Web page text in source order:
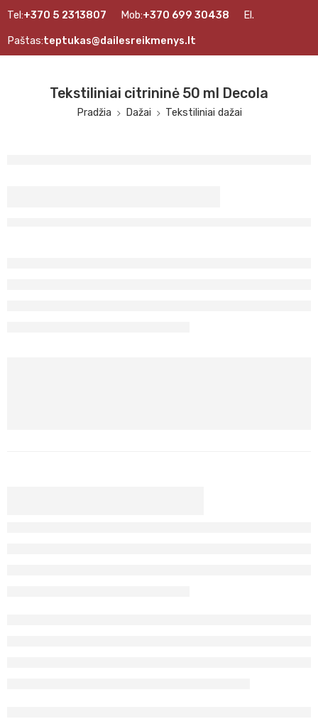
Tel:+370 5 2313807 Mob:+370 699 30438 El.
Paštas:teptukas@dailesreikmenys.lt
Tekstiliniai citrininė 50 ml Decola
Pradžia Dažai Tekstiliniai dažai